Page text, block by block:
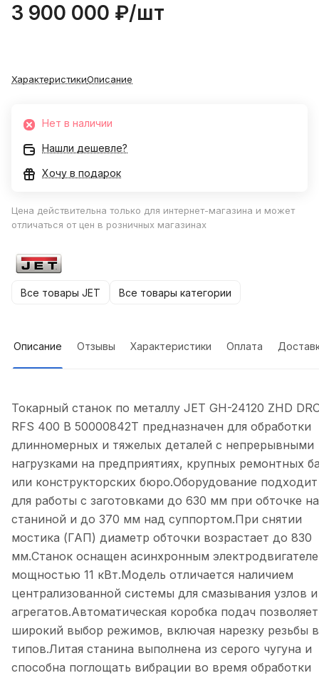
3 900 000 ₽/шт
ХарактеристикиОписание
Нет в наличии
Нашли дешевле?
Хочу в подарок
Цена действительна только для интернет-магазина и может
отличаться от цен в розничных магазинах
Все товары JET Все товары категории
Описание Отзывы Характеристики Оплата
Токарный станок по металлу JET GH-24120 ZHD
RFS 400 В 50000842T предназначен для обработки
длинномерных и тяжелых деталей с непрерывными
нагрузками на предприятиях, крупных ремонтных
или конструкторских бюро.Оборудование подходит
для работы с заготовками до 630 мм при обточке
станиной и до 370 мм над суппортом.При снятии
мостика (ГАП) диаметр обточки возрастает до 830
мм.Станок оснащен асинхронным
мощностью 11 кВт.Модель отличается наличием
централизованной системы для смазывания узлов и
агрегатов.Автоматическая коробка подач позволяет
широкий выбор режимов, включая нарезку резьбы
типов.Литая станина выполнена из серого чугуна и
способна поглощать вибрации во время обработки